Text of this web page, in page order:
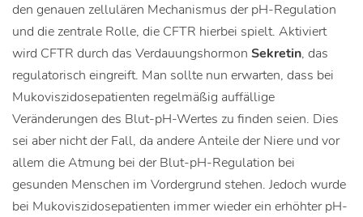
den genauen zellulären Mechanismus der pH-Regulation
und die zentrale Rolle, die CFTR hierbei spielt. Aktiviert
wird CFTR durch das Verdauungshormon Sekretin, das
regulatorisch eingreift. Man sollte nun erwarten, dass bei
Mukoviszidosepatienten regelmäßig auffällige
Veränderungen des Blut-pH-Wertes zu finden seien. Dies
sei aber nicht der Fall, da andere Anteile der Niere und vor
allem die Atmung bei der Blut-pH-Regulation bei
gesunden Menschen im Vordergrund stehen. Jedoch wurde
bei Mukoviszidosepatienten immer wieder ein erhöhter pH-